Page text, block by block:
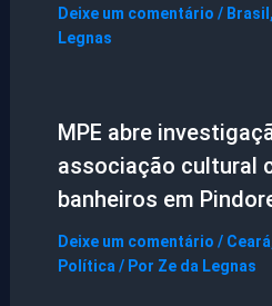
Deixe um comentário / Brasil ,
Legnas
MPE abre
associação cultural
banheiros em
Deixe um comentário / Ceará
Política/ Por Ze da Legnas